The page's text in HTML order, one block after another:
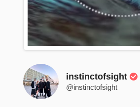
instinctofsight
@instinctofsight